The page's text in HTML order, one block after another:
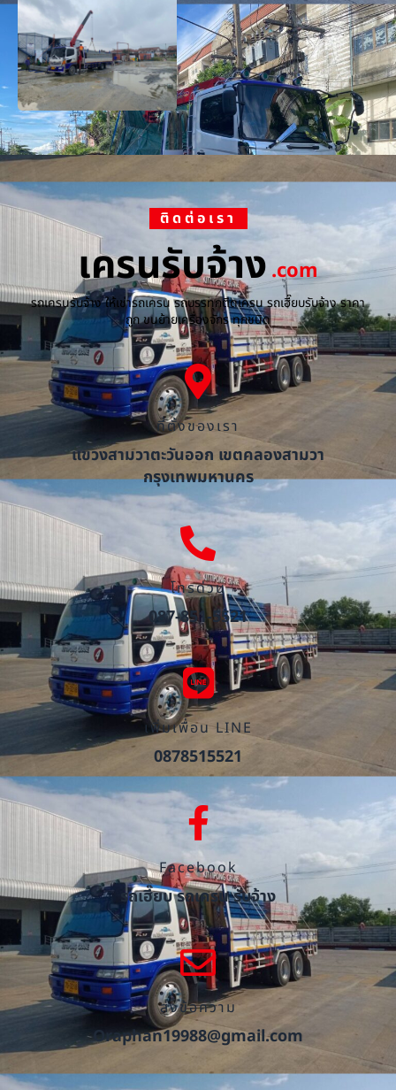
ติดต่อเรา
เครนรับจ้าง.com
รถเครนรับจ้าง ให้เช่ารถเครน รถบรรทุกติดเครน รถเฮี๊ยบรับจ้าง ราคา
ถูก ขนย้ายเครื่องจักร ทุกชนิด
ที่ตั้งของเรา
แขวงสามวาตะวันออก เขตคลองสามวา
กรุงเทพมหานคร
โทรด่วน
087-851-5521
เพิ่มเพื่อน LINE
0878515521
Facebook
รถเฮี๊ยบ รถเครน รับจ้าง
ส่งข้อความ
Oraphan19988@gmail.com